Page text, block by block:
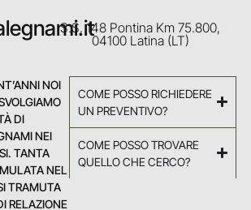
S.S. 148 Pontina Km 75.800,
04100 Latina (LT)
NOI
DI
NEI
TANTA
NEL
TRAMUTA
RELAZIONE
COME POSSO RICHIEDERE
UN PREVENTIVO?
COME POSSO TROVARE
QUELLO CHE CERCO?